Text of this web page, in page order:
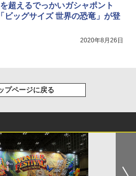
超えるでっかいガシャポント
ッグサイズ 世界の恐竜」が登
2020年8月26日
プページに戻る